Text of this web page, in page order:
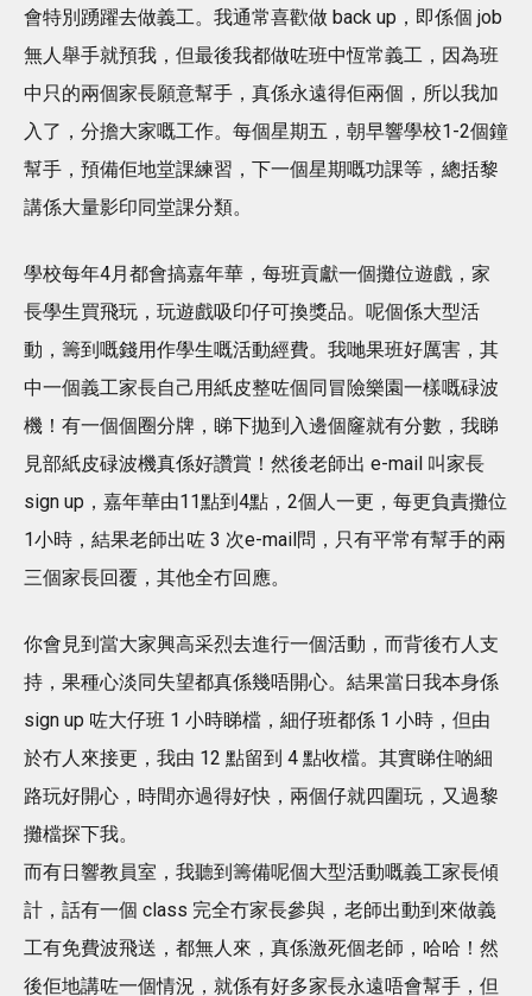
會特別踴躍去做義工。我通常喜歡做 back up，即係個 job
無人舉手就預我，但最後我都做咗班中恆常義工，因為班
中只的兩個家長願意幫手，真係永遠得佢兩個，所以我加
入了，分擔大家嘅工作。每個星期五，朝早響學校1-2個鐘
幫手，預備佢地堂課練習，下一個星期嘅功課等，總括黎
講係大量影印同堂課分類。
學校每年4月都會搞嘉年華，每班貢獻一個攤位遊戲，家
長學生買飛玩，玩遊戲吸印仔可換獎品。呢個係大型活
動，籌到嘅錢用作學生嘅活動經費。我哋果班好厲害，其
中一個義工家長自己用紙皮整咗個同冒險樂園一樣嘅碌波
機！有一個個圈分牌，睇下拋到入邊個窿就有分數，我睇
見部紙皮碌波機真係好讚賞！然後老師出 e-mail 叫家長
sign up，嘉年華由11點到4點，2個人一更，每更負責攤位
1小時，結果老師出咗 3 次e-mail問，只有平常有幫手的兩
三個家長回覆，其他全冇回應。
你會見到當大家興高采烈去進行一個活動，而背後冇人支
持，果種心淡同失望都真係幾唔開心。結果當日我本身係
sign up 咗大仔班 1 小時睇檔，細仔班都係 1 小時，但由
於冇人來接更，我由 12 點留到 4 點收檔。其實睇住啲細
路玩好開心，時間亦過得好快，兩個仔就四圍玩，又過黎
攤檔探下我。
而有日響教員室，我聽到籌備呢個大型活動嘅義工家長傾
計，話有一個 class 完全冇家長參與，老師出動到來做義
工有免費波飛送，都無人來，真係激死個老師，哈哈！然
後佢地講咗一個情況，就係有好多家長永遠唔會幫手，但